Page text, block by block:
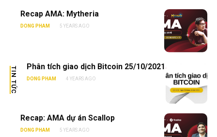
SEARCH...
Recap AMA: Mytheria
DONG PHAM 5 YEARS AGO
TIN TỨC Phân tích giao dịch Bitcoin 25/10/2021
DONG PHAM 4 YEARS AGO
Recap: AMA dự án Scallop
DONG PHAM 5 YEARS AGO